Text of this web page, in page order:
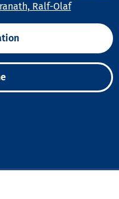
Ralf-Olaf